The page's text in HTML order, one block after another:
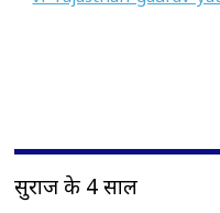
सुराज के 4 साल